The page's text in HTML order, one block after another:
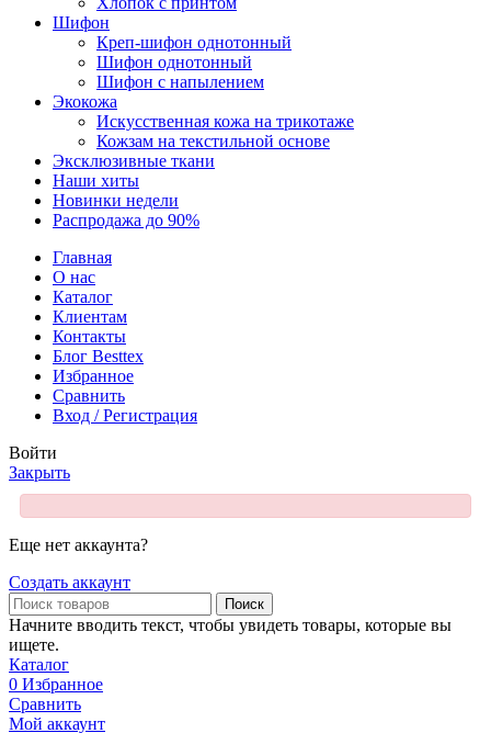
Шифон
Креп-шифон однотонный
Шифон однотонный
Шифон с напылением
Экокожа
Искусственная кожа на трикотаже
Кожзам на текстильной основе
Эксклюзивные ткани
Наши хиты
Новинки недели
Распродажа до 90%
Главная
О нас
Каталог
Клиентам
Контакты
Блог Besttex
Избранное
Сравнить
Вход / Регистрация
Войти
Закрыть
Еще нет аккаунта?
Создать аккаунт
Поиск
Начните вводить текст, чтобы увидеть товары, которые вы
ищете.
Каталог
0 Избранное
Сравнить
Мой аккаунт